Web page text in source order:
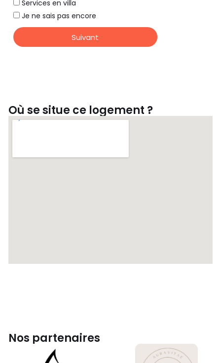
Services en villa
Je ne sais pas encore
Suivant
Où se situe ce logement ?
Nos partenaires